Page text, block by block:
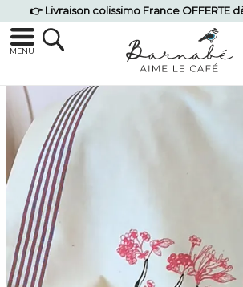
👉 Livraison colissimo France OFFERTE
MENU